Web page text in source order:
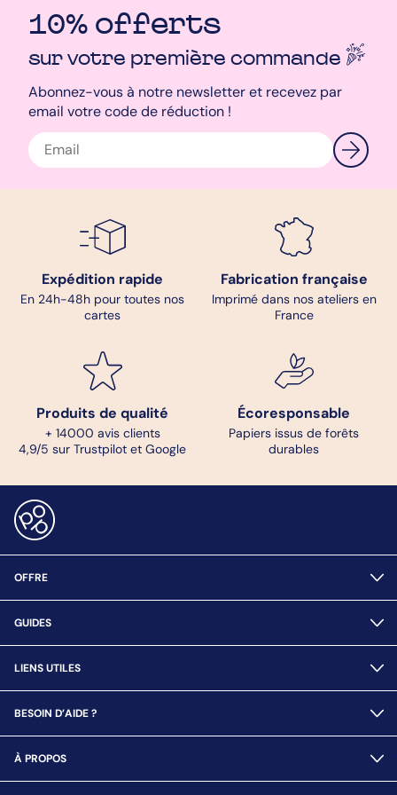
conseille de choisir le papier création ! Il s’agit d’un papier
haute qualité texturé avec un léger grain. Idéal pour ajouter une
texture douce et créative à votre carte personnalisée. Cela
donnera un rendu élégant et chic à votre faire-part avec sa
grandement de choisir une enveloppe couleur kraft, celle-ci se
mariera parfaitement avec les couleurs et avec le style de la
24h après leur création, et un échantillon personnalisé est
offert, alors n’attendez plus !
10% offerts
sur votre première commande
Abonnez-vous à notre newsletter et recevez par
email votre code de réduction !
Expédition rapide
En 24h-48h pour toutes nos
cartes
Fabrication française
Imprimé dans nos ateliers en
France
Produits de qualité
+ 14000 avis clients
4,9/5 sur Trustpilot et Google
Écoresponsable
Papiers issus de forêts
durables
OFFRE
GUIDES
LIENS UTILES
BESOIN D’AIDE ?
À PROPOS